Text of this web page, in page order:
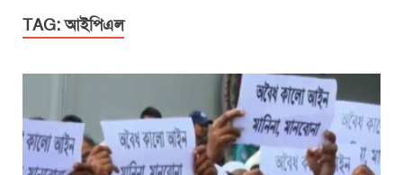
TAG:আইপিএল